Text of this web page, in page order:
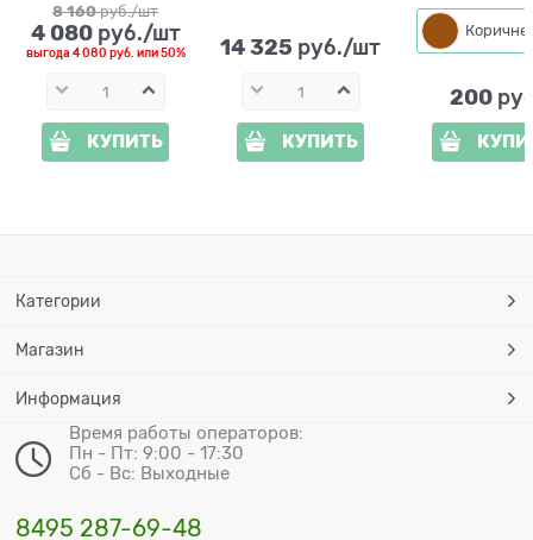
высота 49 см
8 160 руб./шт
4 080 руб./шт
выгода 4 080 руб. или50%
КУПИТЬ
14 325 руб./шт
КУПИТЬ
200
Категории
Магазин
Информация
Время работы операторов:
Пн - Пт: 9:00 - 17:30
Сб - Вс: Выходные
8495 287-69-48